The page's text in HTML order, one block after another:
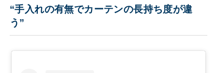
“手入れの有無でカーテンの長持ち度が違
う”